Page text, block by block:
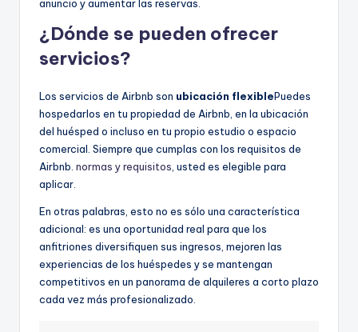
anuncio y aumentar las reservas.
¿Dónde se pueden ofrecer
servicios?
Los servicios de Airbnb son ubicación flexiblePuedes
hospedarlos en tu propiedad de Airbnb, en la ubicación
del huésped o incluso en tu propio estudio o espacio
comercial. Siempre que cumplas con los requisitos de
Airbnb. normas y requisitos , usted es elegible para
aplicar.
En otras palabras, esto no es sólo una característica
adicional: es una oportunidad real para que los
anfitriones diversifiquen sus ingresos, mejoren las
experiencias de los huéspedes y se mantengan
competitivos en un panorama de alquileres a corto plazo
cada vez más profesionalizado.